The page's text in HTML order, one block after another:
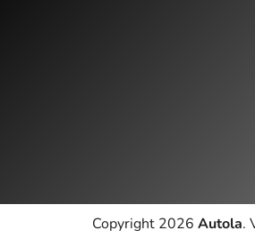
Copyright 2026 Autola.